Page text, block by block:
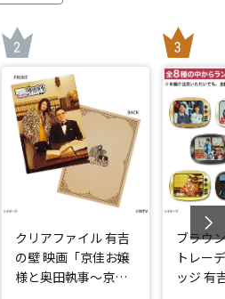
クリアファイル 有吉
の壁 映画「京佳お嬢
様と奥田執事～京佳
ブラウ
トレー
ッジ 有